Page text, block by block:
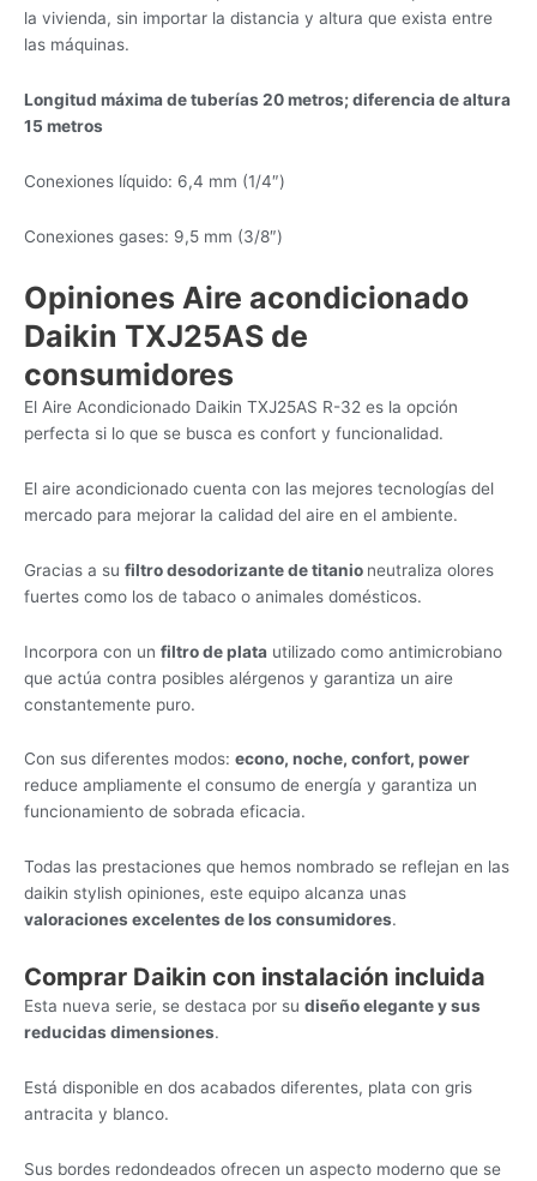
la vivienda, sin importar la distancia y altura que exista entre
las máquinas.
Longitud máxima de tuberías 20 metros; diferencia de altura
15 metros
Conexiones líquido: 6,4 mm (1/4″)
Conexiones gases: 9,5 mm (3/8″)
Opiniones Aire acondicionado
Daikin TXJ25AS de
consumidores
El Aire Acondicionado Daikin TXJ25AS R-32 es la opción
perfecta si lo que se busca es confort y funcionalidad.
El aire acondicionado cuenta con las mejores tecnologías del
mercado para mejorar la calidad del aire en el ambiente.
Gracias a su filtro desodorizante de titanio neutraliza olores
fuertes como los de tabaco o animales domésticos.
Incorpora con un filtro de plata utilizado como antimicrobiano
que actúa contra posibles alérgenos y garantiza un aire
constantemente puro.
Con sus diferentes modos: econo, noche, confort, power
reduce ampliamente el consumo de energía y garantiza un
funcionamiento de sobrada eficacia.
Todas las prestaciones que hemos nombrado se reflejan en las
daikin stylish opiniones, este equipo alcanza unas
valoraciones excelentes de los consumidores.
Comprar Daikin con instalación incluida
Esta nueva serie, se destaca por su diseño elegante y sus
reducidas dimensiones.
Está disponible en dos acabados diferentes, plata con gris
antracita y blanco.
Sus bordes redondeados ofrecen un aspecto moderno que se